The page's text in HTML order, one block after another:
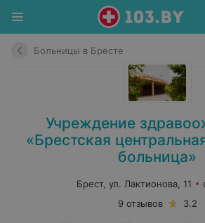
Больницы в Бресте
Учреждение
«Брестская
больница»
Брест, ул. Лактионова, 11
9 отзывов
3.2